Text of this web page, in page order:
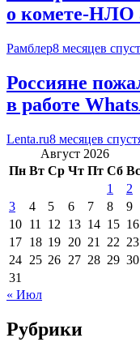
о комете-НЛО
Рамблер8 месяцев
Россияне
в работе
Lenta.ru8 месяцев
Август 2026
Пн Вт Ср Чт Пт Сб Вс
1
2
3
4 5 6 7 8
9
10 11 12 13 14 15 16
17 18 19 20 21 22 23
24 25 26 27 28 29 30
31
« Июл
Рубрики